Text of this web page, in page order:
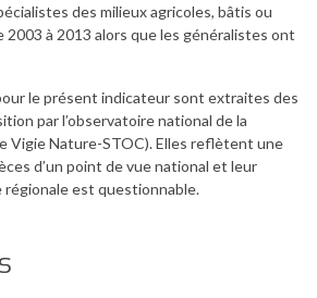
des milieux agricoles, bâtis ou
à 2013 alors que les généralistes ont
le présent indicateur sont extraites des
par l’observatoire national de la
Vigie Nature-STOC). Elles reflètent une
d’un point de vue national et leur
régionale est questionnable.